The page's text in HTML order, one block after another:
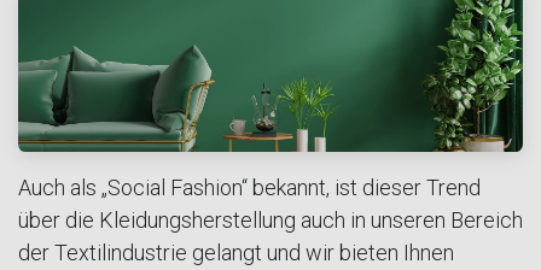
Auch als „Social Fashion“ bekannt, ist dieser Trend
über die Kleidungsherstellung auch in unseren Bereich
der Textilindustrie gelangt und wir bieten Ihnen